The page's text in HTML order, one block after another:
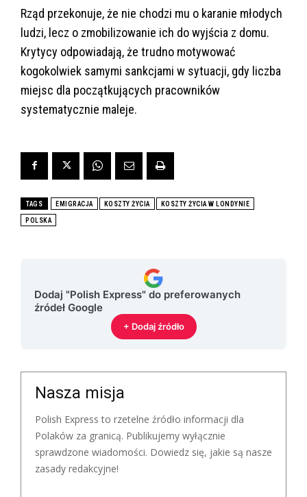
Rząd przekonuje, że nie chodzi mu o karanie młodych
ludzi, lecz o zmobilizowanie ich do wyjścia z domu.
Krytycy odpowiadają, że trudno motywować
kogokolwiek samymi sankcjami w sytuacji, gdy liczba
miejsc dla początkujących pracowników
systematycznie maleje.
TAGS EMIGRACJA KOSZTY ŻYCIA KOSZTY ŻYCIA W LONDYNIE
POLSKA
Dodaj "Polish Express" do preferowanych
źródeł Google
+ Dodaj źródło
Nasza misja
Polish Express to rzetelne źródło informacji dla
Polaków za granicą. Publikujemy wyłącznie
sprawdzone wiadomości. Dowiedz się, jakie są nasze
zasady redakcyjne!